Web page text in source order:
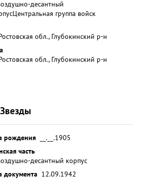
десантный
Центральная группа войск
обл., Глубокинский р-н
обл., Глубокинский р-н
рождения
__.__.1905
часть
десантный корпус
документа 12.09.1942